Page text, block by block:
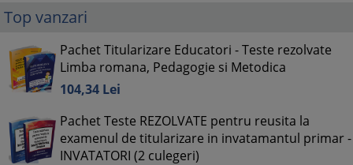
Top vanzari
Pachet Titularizare Educatori - Teste rezolvate
Limba romana, Pedagogie si Metodica
104,34 Lei
Pachet Teste REZOLVATE pentru reusita la
examenul de titularizare in invatamantul primar -
INVATATORI (2 culegeri)